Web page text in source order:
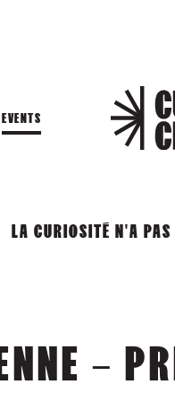
EVENTS
LA CURIOSITÉ N'A
–